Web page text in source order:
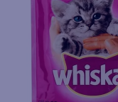
pampers
tv